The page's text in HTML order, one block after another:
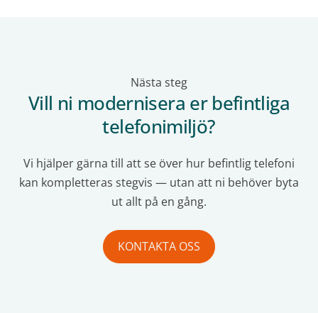
Nästa steg
Vill ni modernisera er befintliga
telefonimiljö?
Vi hjälper gärna till att se över hur befintlig telefoni
kan kompletteras stegvis — utan att ni behöver byta
ut allt på en gång.
KONTAKTA OSS